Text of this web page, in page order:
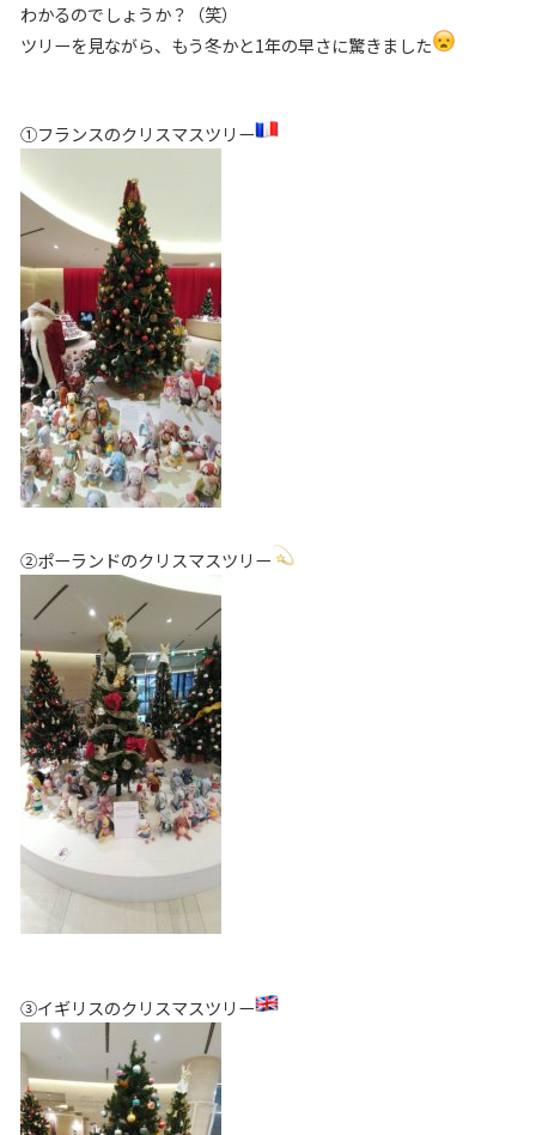
わかるのでしょうか？（笑）
ツリーを見ながら、もう冬かと1年の早さに驚きました
①フランスのクリスマスツリー
②ポーランドのクリスマスツリー
③イギリスのクリスマスツリー